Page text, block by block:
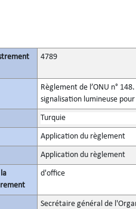
4789
Règlement de l’ONU n°
signalisation lumineuse
Turquie
Application du règlement
Application du règlement
d'office
Secrétaire général de